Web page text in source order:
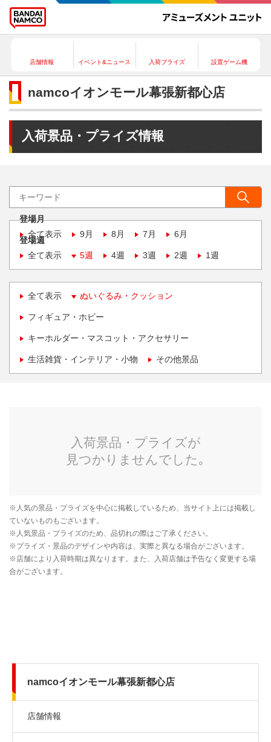
店舗情報 イベント&ニュース 入荷プライズ 設置ゲーム機
namcoイオンモール幕張新都心店
入荷景品・プライズ情報
登場月
全て表示
9月 8月 7月 6月
登場週
全て表示
5週 4週 3週 2週 1週
全て表示 ぬいぐるみ・クッション
フィギュア・ホビー
キーホルダー・マスコット・アクセサリー
生活雑貨・インテリア・小物 その他景品
namcoイオンモール幕張新都心店
店舗情報